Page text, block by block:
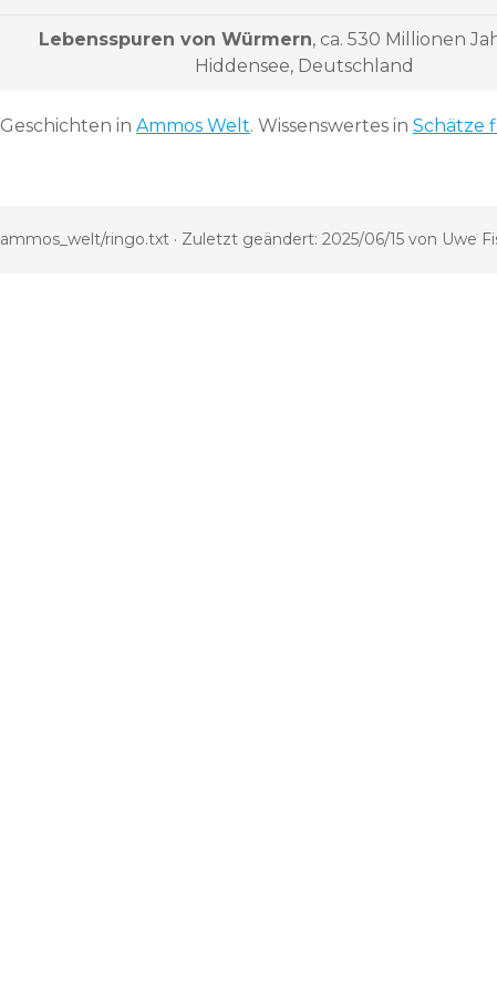
Lebensspuren von Würmern, ca. 530 Millionen
Hiddensee, Deutschland
Geschichten in Ammos Welt. Wissenswertes in Schätze
ammos_welt/ringo.txt · Zuletzt geändert: 2025/06/15 von Uwe